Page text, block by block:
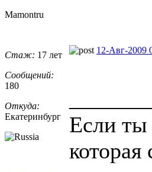
Mamontru
Стаж: 17 лет
Сообщений:
180
Откуда:
Екатеринбург
12-Авг-2009
Если ты